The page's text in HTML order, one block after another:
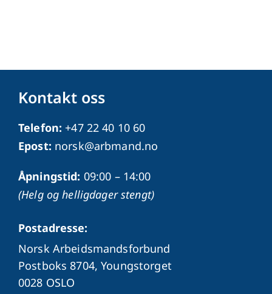
Kontakt oss
Telefon: +47 22 40 10 60
Epost: norsk@arbmand.no
Åpningstid: 09:00 – 14:00
(Helg og helligdager stengt)
Postadresse:
Norsk Arbeidsmandsforbund
Postboks 8704, Youngstorget
0028 OSLO